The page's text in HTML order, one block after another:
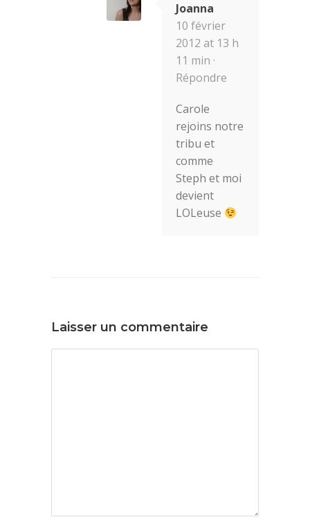
Joanna
10 février
2012 at 13 h
11 min ·
Répondre
Carole
rejoins notre
tribu et
comme
Steph et moi
devient
LOLeuse
Laisser un commentaire